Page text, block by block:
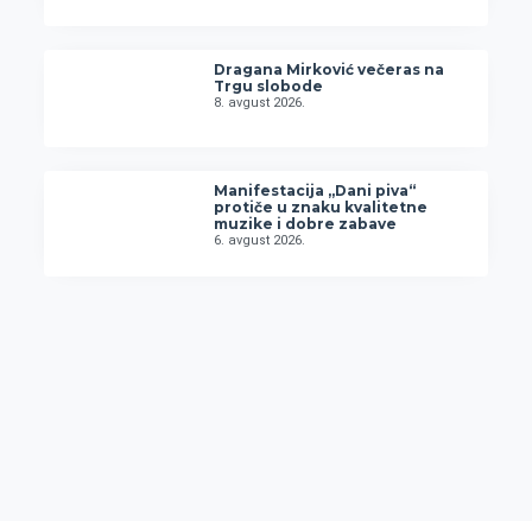
Dragana Mirković večeras na
Trgu slobode
8. avgust 2026.
Manifestacija „Dani piva“
protiče u znaku kvalitetne
muzike i dobre zabave
6. avgust 2026.